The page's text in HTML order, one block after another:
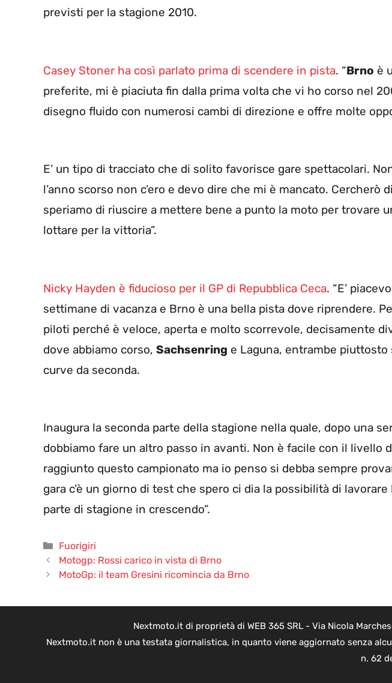
previsti per la stagione 2010.
Casey Stoner ha così parlato prima di scendere in pista. “Brno è
preferite, mi è piaciuta fin dalla prima volta che vi ho corso nel
disegno fluido con numerosi cambi di direzione e offre molte
E’ un tipo di tracciato che di solito favorisce gare spettacolari.
l’anno scorso non c’ero e devo dire che mi è mancato. Cercherò
speriamo di riuscire a mettere bene a punto la moto per trovare
lottare per la vittoria”.
Nicky Hayden è fiducioso per il GP di Repubblica Ceca. “E’
settimane di vacanza e Brno è una bella pista dove riprendere.
piloti perché è veloce, aperta e molto scorrevole, decisamente
dove abbiamo corso, Sachsenring e Laguna, entrambe
curve da seconda.
Inaugura la seconda parte della stagione nella quale, dopo una
dobbiamo fare un altro passo in avanti. Non è facile con il livello
raggiunto questo campionato ma io penso si debba sempre
gara c’è un giorno di test che spero ci dia la possibilità di
parte di stagione in crescendo”.
Categorie
Fuorigiri
Motogp: Rossi carico in vista di Brno
MotoGp: il team Gresini ricomincia da Brno
Nextmoto.it di proprietà di WEB 365 SRL - Via Nicola
Nextmoto.it non è una testata giornalistica, in quanto viene aggiornato senza
n. 62